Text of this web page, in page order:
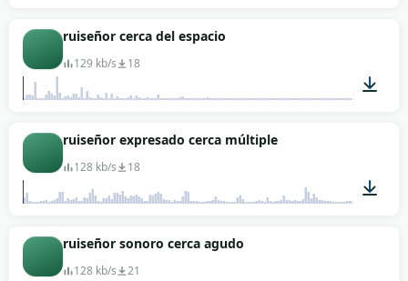
ruiseñor cerca del espacio
129 kb/s 18
ruiseñor expresado cerca múltiple
128 kb/s 18
ruiseñor sonoro cerca agudo
128 kb/s 21